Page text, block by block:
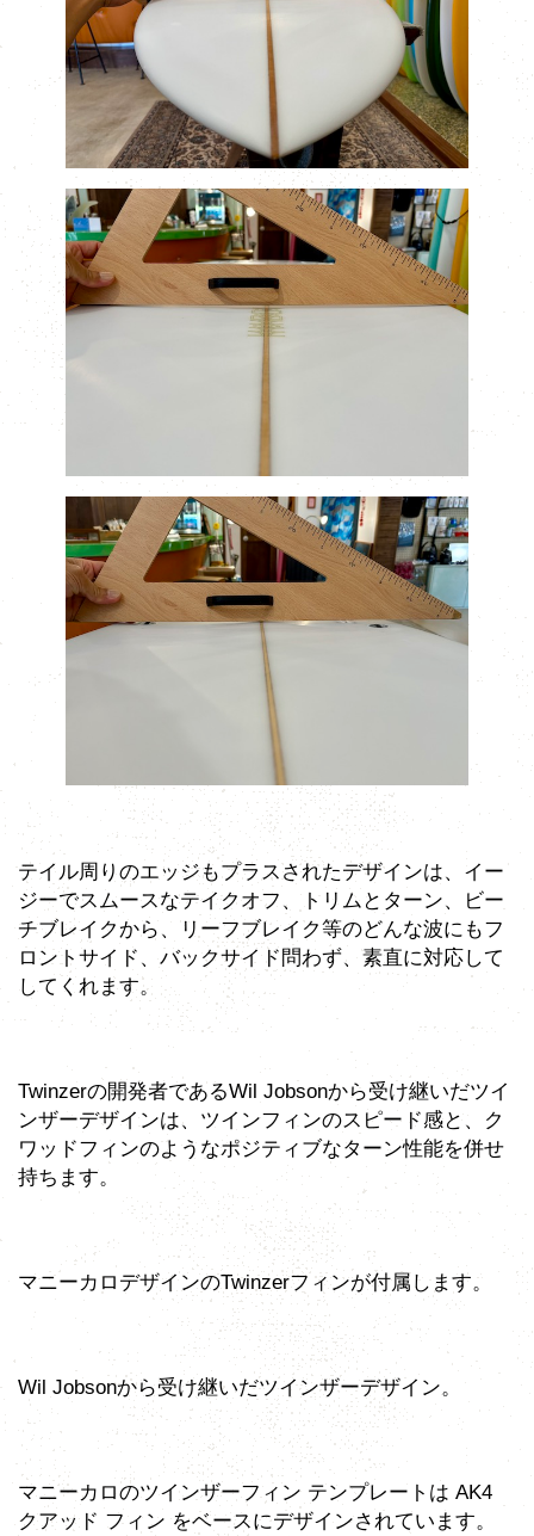
テイル周りのエッジもプラスされたデザインは、イー
ジーでスムースなテイクオフ、トリムとターン、ビー
チブレイクから、リーフブレイク等のどんな波にもフ
ロントサイド、バックサイド問わず、素直に対応して
してくれます。
Twinzerの開発者であるWil Jobsonから受け継いだツイ
ンザーデザインは、ツインフィンのスピード感と、ク
ワッドフィンのようなポジティブなターン性能を併せ
持ちます。
マニーカロデザインのTwinzerフィンが付属します。
Wil Jobsonから受け継いだツインザーデザイン。
マニーカロのツインザーフィン テンプレートは AK4
クアッド フィン をベースにデザインされています。